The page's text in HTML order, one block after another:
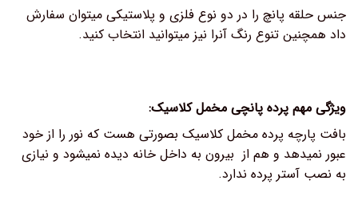
جنس حلقه پانچ را در دو نوع فلزی و پلاستیکی میتوان سفارش
داد همچنین تنوع رنگ آنرا نیز میتوانید انتخاب کنید.
ویژگی مهم پرده پانچی مخمل کلاسیک:
بافت پارچه پرده مخمل کلاسیک بصورتی هست که نور را از خود
عبور نمیدهد و هم از بیرون به داخل خانه دیده نمیشود و نیازی
به نصب آستر پرده ندارد.